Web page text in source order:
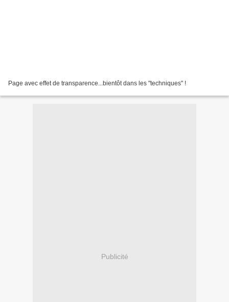
Page avec effet de transparence...bientôt dans les "techniques" !
Publicité